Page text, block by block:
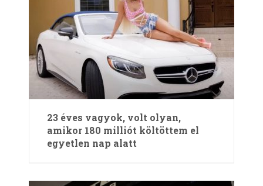
23 éves vagyok, volt olyan,
amikor 180 milliót költöttem el
egyetlen nap alatt